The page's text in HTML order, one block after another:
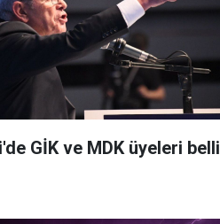
GİK ve MDK üyeleri belli